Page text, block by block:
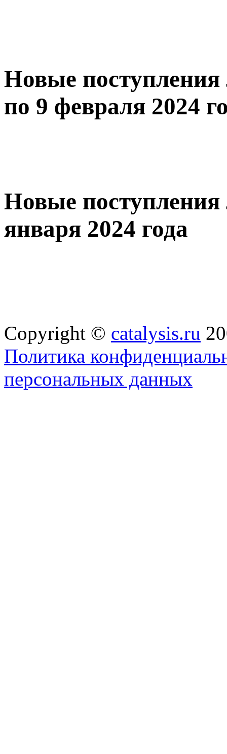
Новые поступления
по 9 февраля 2024
Новые поступления
января 2024 года
Copyright © catalysis.ru
Политика
персональных данных